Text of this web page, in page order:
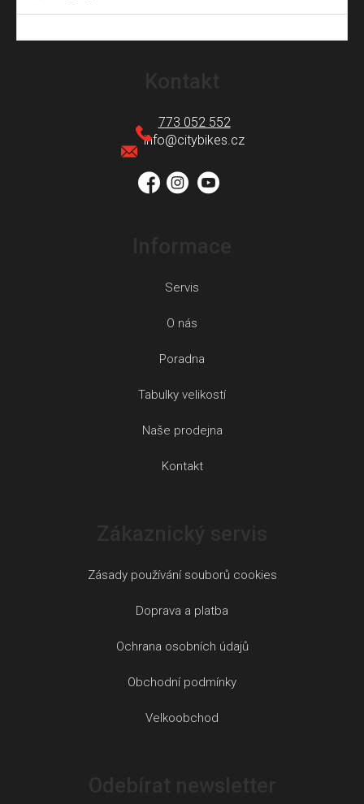
info@citybikes.cz
773 052 552
Servis
O nás
Poradna
Tabulky velikostí
Naše prodejna
Kontakt
Zásady používání souborů cookies
Doprava a platba
Ochrana osobních údajů
Obchodní podmínky
Velkoobchod